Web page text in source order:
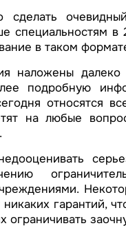
сделать
специальностям в
в таком
наложены
подробную
относятся
на любые
гарантий,
ограничивать